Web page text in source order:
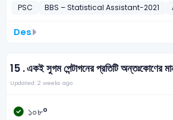
PSC BBS – Statistical Assistant-2021
Des
15 .একই সুগম পেন্টাগনের প্রতিটি অন্তঃকোণের
Updated: 2 weeks ago
১০৮°